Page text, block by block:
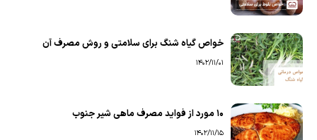
خواص گیاه شنگ برای سلامتی و روش مصرف آن
1402/11/01
۱۰ مورد از فواید مصرف ماهی شیر جنوب
1402/11/15